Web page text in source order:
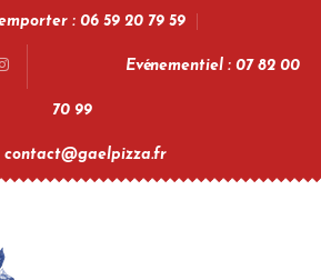
: 06 59 20 79 59
Evénementiel : 07 82 00
70 99
contact@gaelpizza.fr